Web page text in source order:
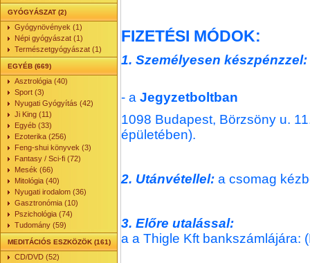
GYÓGYÁSZAT (2)
Gyógynövények (1)
Népi gyógyászat (1)
Természetgyógyászat (1)
EGYÉB (669)
Asztrológia (40)
Sport (3)
Nyugati Gyógyítás (42)
Ji King (11)
Egyéb (33)
Ezoterika (256)
Feng-shui könyvek (3)
Fantasy / Sci-fi (72)
Mesék (66)
Mitológia (40)
Nyugati irodalom (36)
Gasztronómia (10)
Pszichológia (74)
Tudomány (59)
MEDITÁCIÓS ESZKÖZÖK (161)
CD/DVD (52)
FIZETÉSI MÓDOK:
1. Személyesen készpénzzel:
- a Jegyzetboltban
1098 Budapest, Börzsöny u.
épületében).
2. Utánvétellel: a csomag
3. Előre utalással:
a a Thigle Kft bankszámlájára: